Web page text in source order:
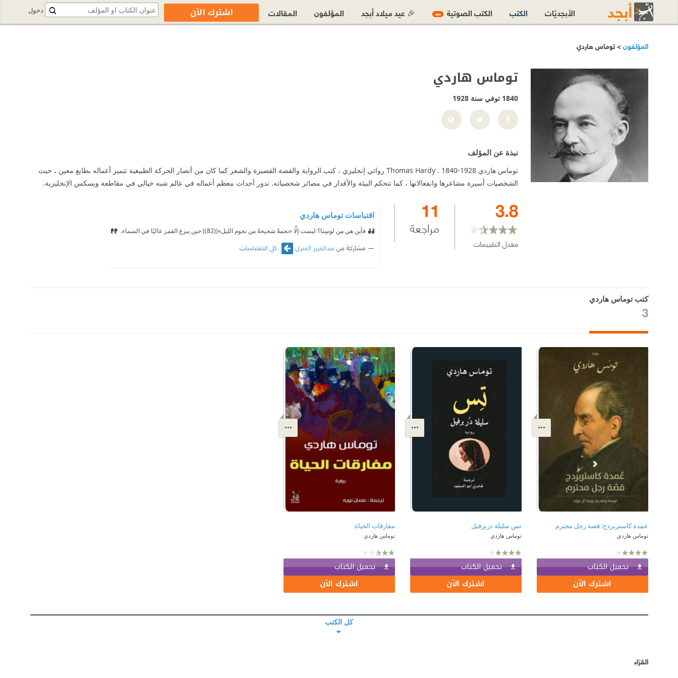
المؤلفون> توماس هاردي
توماس هاردي
1840 توفي سنة 1928
نبذة عن المؤلف
توماس هاردي Thomas Hardy . 1840-1928 روائي إنجليزي ، كتب الرواية والقصة القصيرة والشعر كما كان من أنصار الحركة الطبيعية تتميز أعماله بطابع معين ، حيث
الشخصيات أسيرة مشاعرها وانفعالاتها ، كما تتحكم البيئة والأقدار في مصائر شخصياته. تدور أحداث معظم أعماله في عالم شبه خيالي في مقاطعة ويسكس الإنجليزية.
3.8
معدل التقييمات
11
مراجعة
اقتباسات توماس هاردي
فأين هي من لوسِتا؟ ليست إلَّا «نجمةً شحيحةً من نجوم الليل»((82)) حين يبزغ القمر عاليًا في السماء.
مشاركة منعبدالعزيز العنزي كل الاقتباسات
كتب توماس هاردي
3
عمدة كاستربردج: قصة رجل محترم
توماس هاردي
تحميل الكتاب
اشترك الآن
تس سليلة دربرفيل
توماس هاردي
تحميل الكتاب
اشترك الآن
مفارقات الحياة
توماس هاردي
تحميل الكتاب
اشترك الآن
كل الكتب
القرّاء
دخول الأبجديّات الكتب الكتب الصوتية جديد 🎉 عيد ميلاد أبجد المؤلفون المقالات اشترك الآن